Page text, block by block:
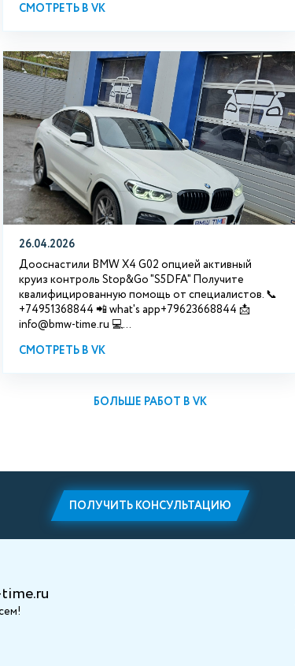
СМОТРЕТЬ В VK
26.04.2026
Дооснастили BMW X4 G02 опцией активный
круиз контроль Stop&Go "S5DFA" Получите
квалифицированную помощь от специалистов. 📞
+74951368844 📲 what's app+79623668844 📩
info@bmw-time.ru 💻...
СМОТРЕТЬ В VK
БОЛЬШЕ РАБОТ В VK
ПОЛУЧИТЬ КОНСУЛЬТАЦИЮ